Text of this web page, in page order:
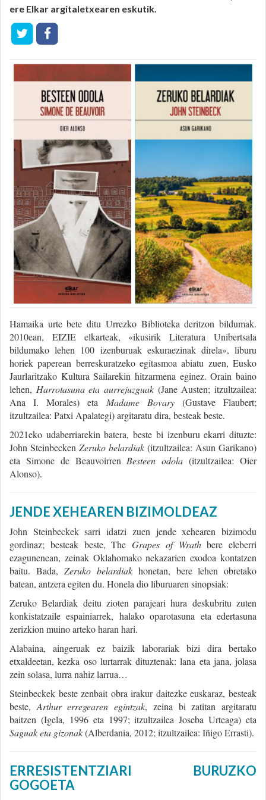
ere Elkar argitaletxearen eskutik.
Hamaika urte bete ditu Urrezko Biblioteka deritzon bildumak.
2010ean, EIZIE elkarteak, «ikusirik Literatura Unibertsala
bildumako lehen 100 izenburuak eskuraezinak direla», liburu
horiek paperean berreskuratzeko egitasmoa abiatu zuen, Eusko
Jaurlaritzako Kultura Sailarekin hitzarmena eginez. Orain baino
lehen, Harrotasuna eta aurrejuzguak (Jane Austen; itzultzailea:
Ana I. Morales) eta Madame Bovary(Gustave Flaubert;
itzultzailea: Patxi Apalategi) argitaratu dira, besteak beste.
2021eko udaberriarekin batera, beste bi izenburu ekarri dituzte:
John Steinbecken Zeruko belardiak (itzultzailea: Asun Garikano)
eta Simone de Beauvoirren Besteen odola (itzultzailea: Oier
Alonso).
JENDE XEHEAREN BIZIMOLDEAZ
John Steinbeckek sarri idatzi zuen jende xehearen bizimodu
gordinaz; besteak beste, The Grapes of Wrathbere eleberri
ezagunenean, zeinak Oklahomako nekazarien exodoa kontatzen
baitu. Bada,Zeruko belardiak honetan, bere lehen obretako
batean, antzera egiten du. Honela dio liburuaren sinopsiak:
Zeruko Belardiak deitu zioten parajeari hura deskubritu zuten
konkistatzaile espainiarrek, halako oparotasuna eta edertasuna
zerizkion muino arteko haran hari.
Alabaina, aingeruak ez baizik laborariak bizi dira bertako
etxaldeetan, kezka oso lurtarrak dituztenak: lana eta jana, jolasa
zein solasa, lurra nahiz larrua…
Steinbeckek beste zenbait obra irakur daitezke euskaraz, besteak
beste, Arthur erregearen egintzak, zeina bi zatitan argitaratu
baitzen (Igela, 1996 eta 1997; itzultzailea Joseba Urteaga) eta
Saguak eta gizonak(Alberdania, 2012; itzultzailea: Iñigo Errasti).
ERRESISTENTZIARI BURUZKO
GOGOETA